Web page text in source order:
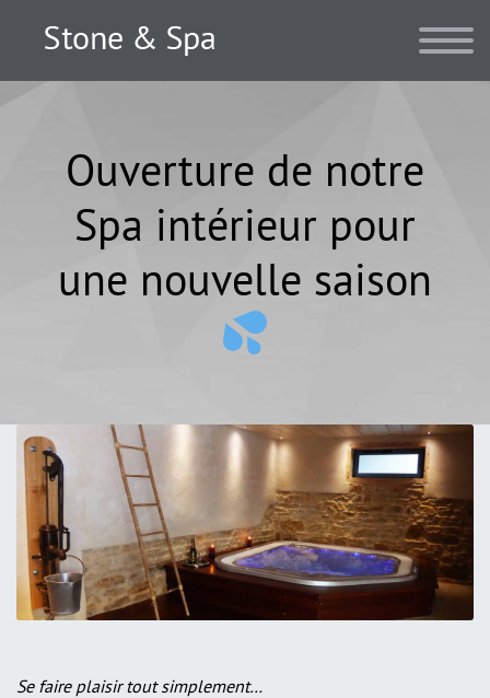
Ouverture de notre
Spa intérieur pour
une nouvelle saison
Se faire plaisir tout simplement…